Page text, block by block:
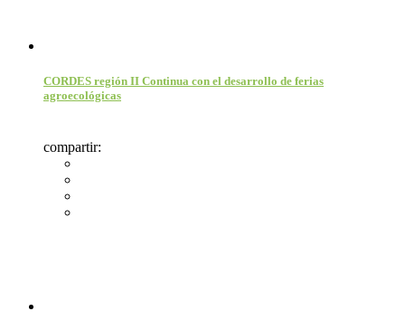
CORDES región II Continua con el desarrollo de ferias
agroecológicas
compartir: